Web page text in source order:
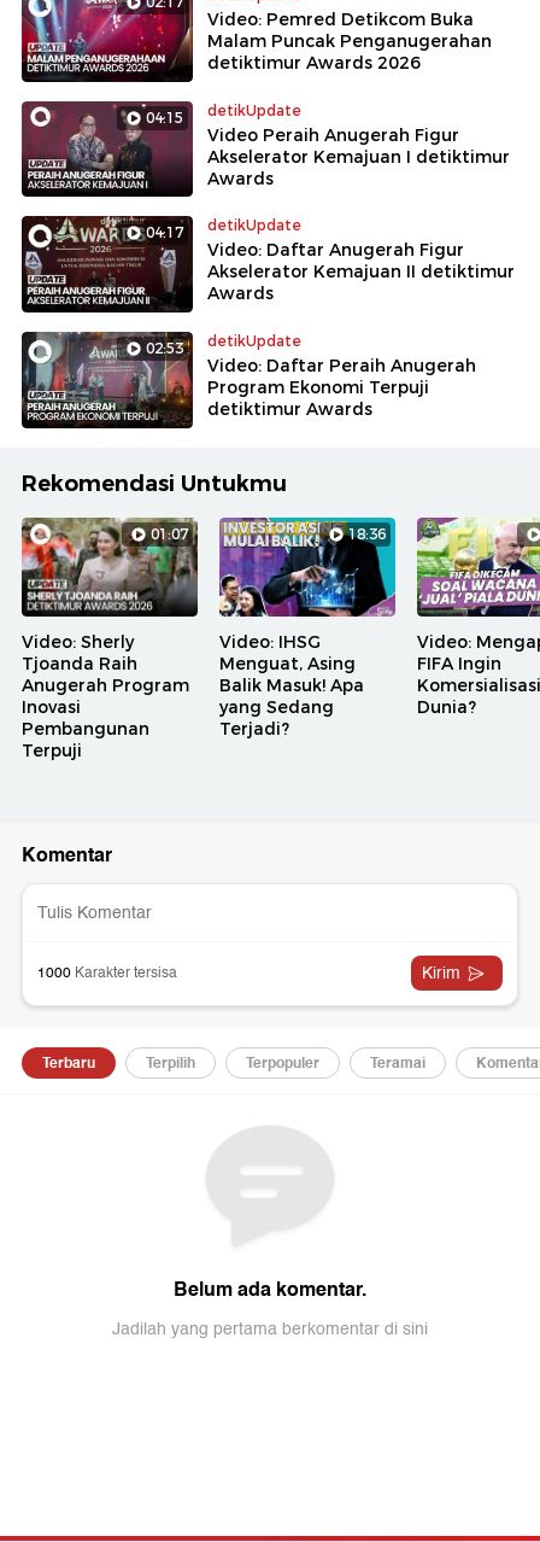
Video: Pemred Detikcom Buka
Malam Puncak Penganugerahan
detiktimur Awards 2026
04:15 detikUpdate
Video Peraih Anugerah Figur
Akselerator Kemajuan I detiktimur
Awards
04:17 detikUpdate
Video: Daftar Anugerah Figur
Akselerator Kemajuan II detiktimur
Awards
02:53 detikUpdate
Video: Daftar Peraih Anugerah
Program Ekonomi Terpuji
detiktimur Awards
Rekomendasi Untukmu
01:07
Video: Sherly
Tjoanda Raih
Anugerah Program
Inovasi
Pembangunan
Terpuji
18:36
Video: IHSG
Menguat, Asing
Balik Masuk! Apa
yang Sedang
Terjadi?
Video:
FIFA Ingin
Dunia?